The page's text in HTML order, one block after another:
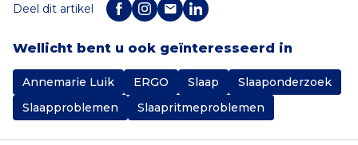
Deel dit artikel
Wellicht bent u ook geïnteresseerd in
Annemarie Luik ERGO Slaap
Slaaponderzoek
Slaapproblemen
Slaapritmeproblemen